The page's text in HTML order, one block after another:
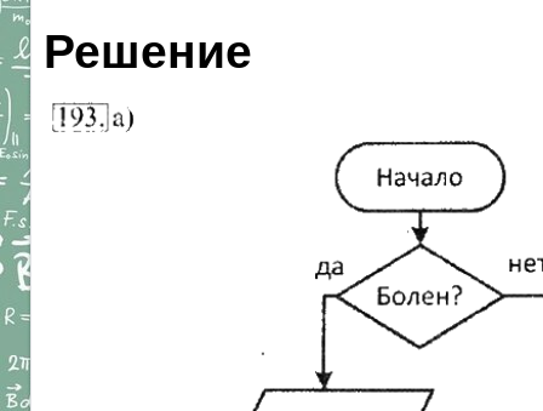
Решение